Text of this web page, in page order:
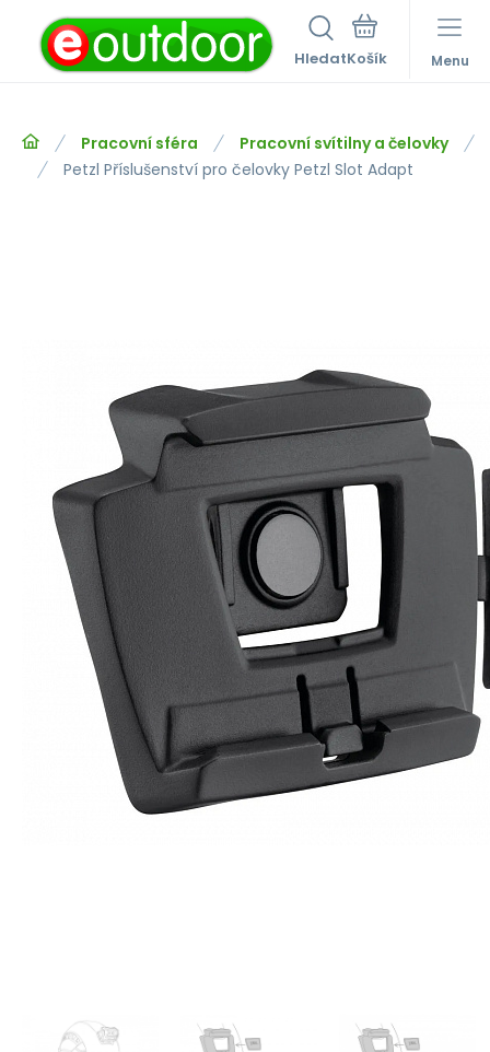
Hledat Menu
Pracovní sféra
Pracovní svítilny a čelovky
Petzl Příslušenství pro čelovky Petzl Slot Adapt